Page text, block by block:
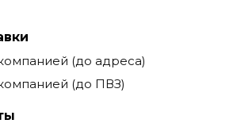
(до адреса)
(до ПВЗ)